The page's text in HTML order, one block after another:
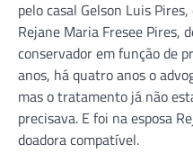
pelo casal Gelson Luis
Rejane Maria Fresee Pires,
conservador em função de
anos, há quatro anos o
mas o tratamento já não
precisava. E foi na esposa
doadora compatível.